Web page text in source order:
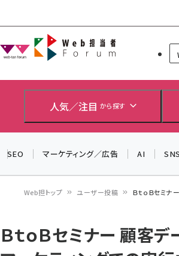
Web担当者
人気／注目 から探す
SEO マーケティング／広告 AI SNS
ン
Web担トップ ユーザー投稿 ＢｔｏＢセミ
ＢｔｏＢセミナー 顧客